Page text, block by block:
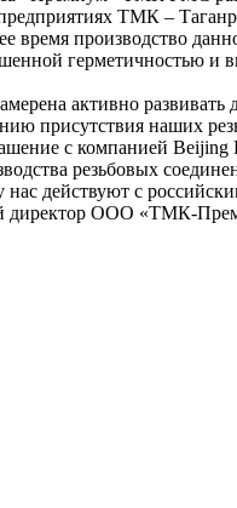
ТМК –
время производство
герметичностью и
активно развивать
присутствия наших
с компанией
резьбовых
нас действуют с
директор ООО «ТМК-